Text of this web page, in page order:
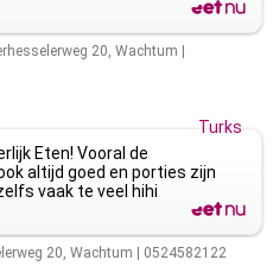
20, Wachtum
Turks
Eten! Vooral de
altijd goed en porties zijn
vaak te veel hihi
20, Wachtum 0524582122